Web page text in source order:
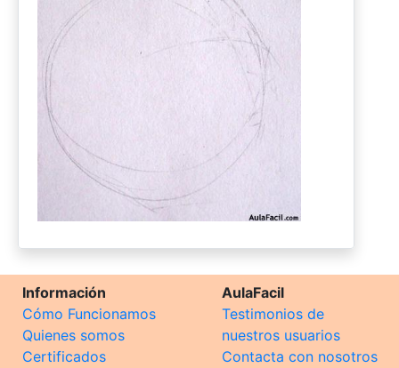
Información
Cómo Funcionamos
Quienes somos
Certificados
AulaFacil
Testimonios de
nuestros usuarios
Contacta con nosotros